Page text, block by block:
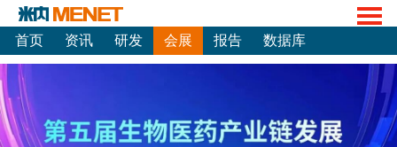
首页 资讯 研发 会展 报告 数据库